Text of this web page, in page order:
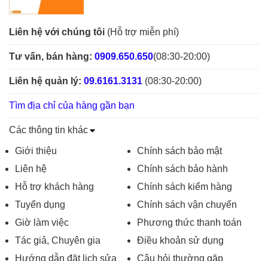
Liên hệ với chúng tôi (Hỗ trợ miễn phí)
Tư vấn, bán hàng: 0909.650.650(08:30-20:00)
Liên hệ quản lý: 09.6161.3131 (08:30-20:00)
Tìm địa chỉ của hàng gần bạn
Các thông tin khác
Giới thiệu
Liên hệ
Hỗ trợ khách hàng
Tuyển dụng
Giờ làm việc
Tác giả, Chuyên gia
Hướng dẫn đặt lịch sửa
Chính sách bảo mật
Chính sách bảo hành
Chính sách kiểm hàng
Chính sách vận chuyển
Phương thức thanh toán
Điều khoản sử dụng
Câu hỏi thường gặp